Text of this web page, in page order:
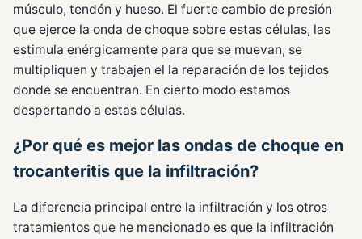
músculo, tendón y hueso. El fuerte cambio de presión
que ejerce la onda de choque sobre estas células, las
estimula enérgicamente para que se muevan, se
multipliquen y trabajen el la reparación de los tejidos
donde se encuentran. En cierto modo estamos
despertando a estas células.
¿Por qué es mejor las ondas de choque en
trocanteritis que la infiltración?
La diferencia principal entre la infiltración y los otros
tratamientos que he mencionado es que la infiltración